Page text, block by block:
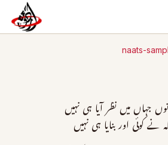
naats-
جہاں میں نظر آیا ہی نہیں
نے کوئی اور بنایا ہی نہیں